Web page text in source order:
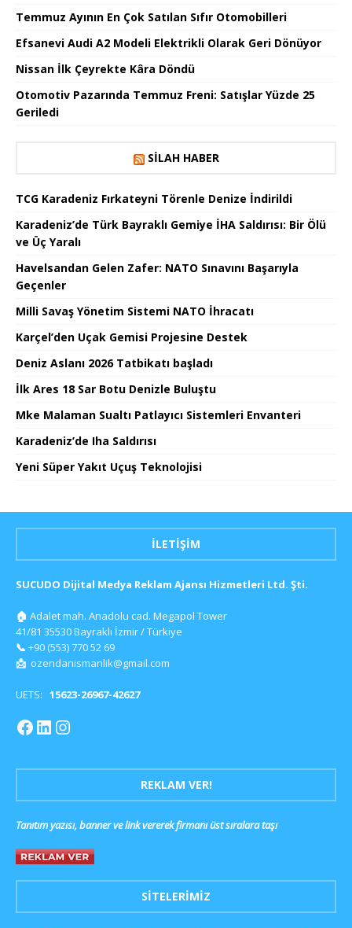
Temmuz Ayının En Çok Satılan Sıfır Otomobilleri
Efsanevi Audi A2 Modeli Elektrikli Olarak Geri Dönüyor
Nissan İlk Çeyrekte Kâra Döndü
Otomotiv Pazarında Temmuz Freni: Satışlar Yüzde 25
Geriledi
SILAH HABER
TCG Karadeniz Fırkateyni Törenle Denize İndirildi
Karadeniz’de Türk Bayraklı Gemiye İHA Saldırısı: Bir Ölü
ve Üç Yaralı
Havelsandan Gelen Zafer: NATO Sınavını Başarıyla
Geçenler
Milli Savaş Yönetim Sistemi NATO İhracatı
Karçel’den Uçak Gemisi Projesine Destek
Deniz Aslanı 2026 Tatbikatı başladı
İlk Ares 18 Sar Botu Denizle Buluştu
Mke Malaman Sualtı Patlayıcı Sistemleri Envanteri
Karadeniz’de Iha Saldırısı
Yeni Süper Yakıt Uçuş Teknolojisi
İLETIŞIM
SUCUDO Dijital Medya Reklam Ajansı Hizmetleri Ltd. Şti.
🏠 Adalet mah. Anadolu cad. Megapol Tower
41/81 35530 Bayraklı İzmir / Türkiye
📞 +90 (553) 770 52 69
📩 ozendanismanlik@gmail.com
UETS: 15623-26967-42627
REKLAM VER!
Tanıtım yazısı, banner ve link vererek firmanı üst sıralara taşı
SITELERIMIZ